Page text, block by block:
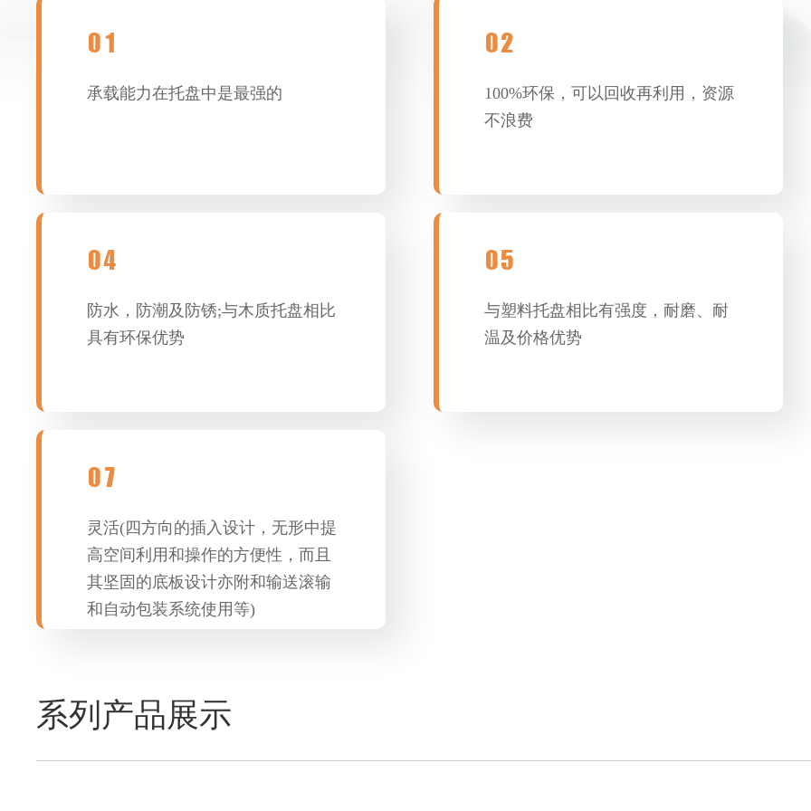
01
承载能力在托盘中是最强的
02
100%环保，可以回收再利用，资源
不浪费
04
防水，防潮及防锈;与木质托盘相比
具有环保优势
05
与塑料托盘相比有强度，耐磨、耐
温及价格优势
07
灵活(四方向的插入设计，无形中提
高空间利用和操作的方便性，而且
其坚固的底板设计亦附和输送滚输
和自动包装系统使用等)
系列产品展示